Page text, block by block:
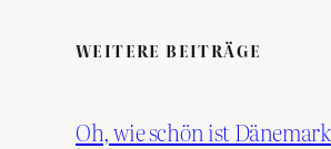
WEITERE BEITRÄGE
Oh, wie schön ist Dänemark